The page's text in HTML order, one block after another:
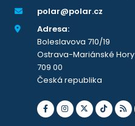
polar@polar.cz
Adresa:
Boleslavova 710/19
Ostrava-Mariánské Hory
709 00
Česká republika